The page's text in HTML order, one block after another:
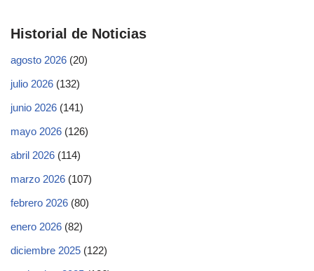
Historial de Noticias
agosto 2026 (20)
julio 2026 (132)
junio 2026 (141)
mayo 2026 (126)
abril 2026 (114)
marzo 2026 (107)
febrero 2026 (80)
enero 2026 (82)
diciembre 2025 (122)